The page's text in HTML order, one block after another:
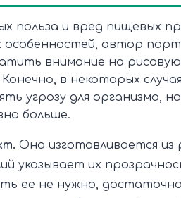
польза и вред пищевых
особенностей, автор
внимание на
в некоторых
угрозу для организма,
больше.
Она изготавливается из
указывает их
ее не нужно,